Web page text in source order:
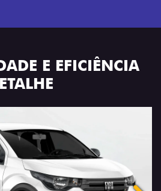
E EFICIÊNCIA